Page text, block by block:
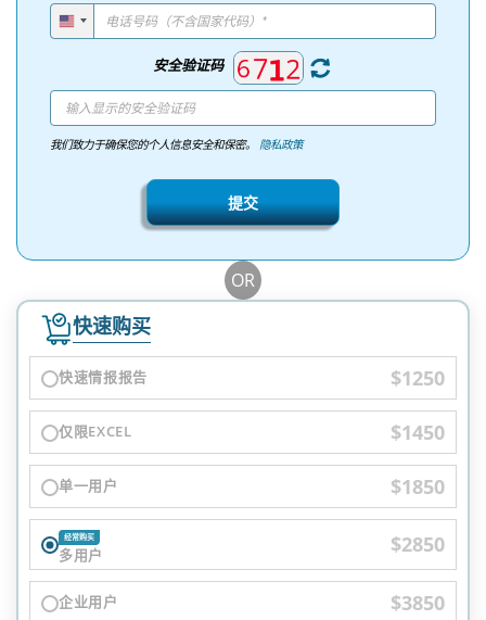
安全验证码
我们致力于确保您的个人信息安全和保密。 隐私政策
提交
OR
快速购买
快速情报报告 $1250
仅限EXCEL $1450
单一用户 $1850
经常购买
多用户 $2850
企业用户 $3850